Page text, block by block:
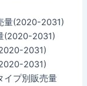
量(2020-2031)
(2020-2031)
2031)
2031)
イプ別販売量